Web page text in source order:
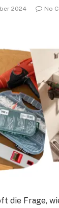
2024
No
die Frage,